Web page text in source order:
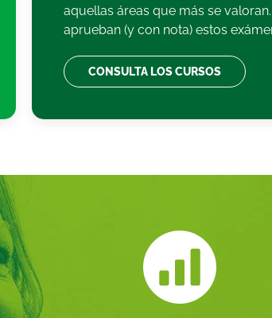
aquellas áreas que más se
aprueban (y con nota) estos
CONSULTA LOS CURSOS